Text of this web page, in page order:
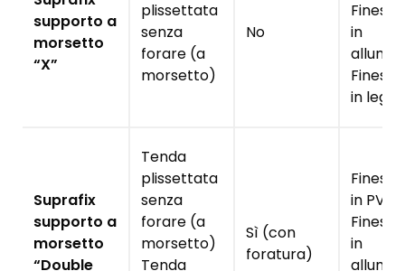
supporto a
morsetto
“X”
plissettata
senza
forare (a
morsetto)
No
in
in legno
Suprafix
supporto a
morsetto
“Double
Tenda
plissettata
senza
forare (a
morsetto)
Tenda
Sì (con
foratura)
in PVC
in